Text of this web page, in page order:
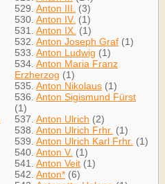
529. Anton III.
(3)
530. Anton IV. (1)
531. Anton IX. (1)
532. Anton Joseph Graf (1)
533. Anton Ludwig (1)
534. Anton Maria Franz
Erzherzog (1)
535. Anton Nikolaus (1)
536. Anton Sigismund Fürst
(1)
537. Anton Ulrich (2)
538. Anton Ulrich Frhr. (1)
539. Anton Ulrich Karl Frhr. (1)
540. Anton V. (1)
541. Anton Veit (1)
542. Anton* (6)